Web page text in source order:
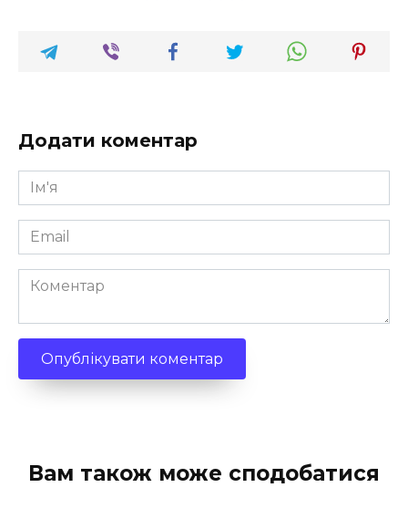
Додати коментар
Ім'я
*
Email
*
Коментар
Вам також може сподобатися